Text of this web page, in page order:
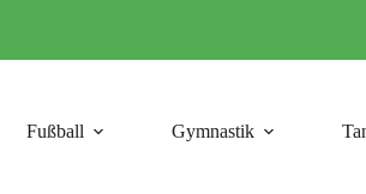
Fußball Gymnastik